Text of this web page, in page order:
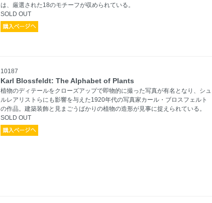
は、厳選された18のモチーフが収められている。
SOLD OUT
10187
Karl Blossfeldt: The Alphabet of Plants
植物のディテールをクローズアップで即物的に撮った写真が有名となり、シュ
ルレアリストらにも影響を与えた1920年代の写真家カール・ブロスフェルト
の作品。建築装飾と見まごうばかりの植物の造形が見事に捉えられている。
SOLD OUT